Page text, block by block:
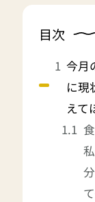
目次
今月
に現
えて